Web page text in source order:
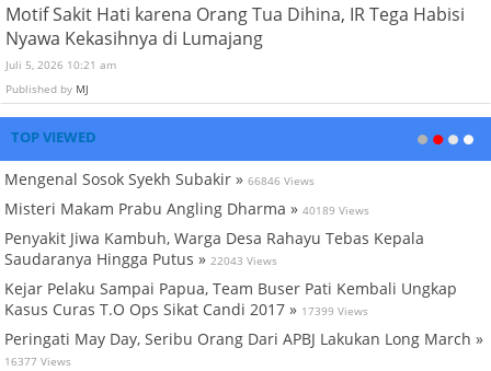
Motif Sakit Hati karena Orang Tua Dihina, IR Tega Habisi
Nyawa Kekasihnya di Lumajang
Juli 5, 2026 10:21 am
Published by MJ
TOP VIEWED
Mengenal Sosok Syekh Subakir » 66846 Views
Misteri Makam Prabu Angling Dharma » 40189 Views
Penyakit Jiwa Kambuh, Warga Desa Rahayu Tebas Kepala
Saudaranya Hingga Putus » 22043 Views
Kejar Pelaku Sampai Papua, Team Buser Pati Kembali Ungkap
Kasus Curas T.O Ops Sikat Candi 2017 » 17399 Views
Peringati May Day, Seribu Orang Dari APBJ Lakukan Long March »
16377 Views